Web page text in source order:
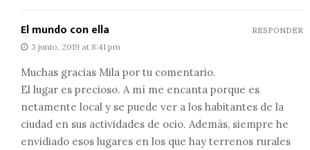
El mundo con ella
3 junio, 2019 at 8:41 pm
Muchas gracias Mila por tu comentario.
El lugar es precioso. A mí me encanta porque es
netamente local y se puede ver a los habitantes de la
ciudad en sus actividades de ocio. Además, siempre he
envidiado esos lugares en los que hay terrenos rurales
RESPONDER